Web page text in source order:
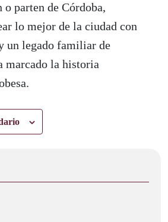
o parten de Córdoba,
lo mejor de la ciudad con
un legado familiar de
marcado la historia